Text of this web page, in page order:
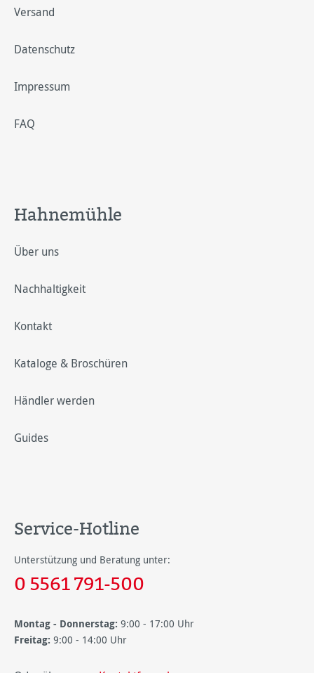
Versand
Datenschutz
Impressum
FAQ
Hahnemühle
Über uns
Nachhaltigkeit
Kontakt
Kataloge & Broschüren
Händler werden
Guides
Service-Hotline
Unterstützung und Beratung unter:
0 5561 791-500
Montag - Donnerstag: 9:00 - 17:00 Uhr
Freitag: 9:00 - 14:00 Uhr